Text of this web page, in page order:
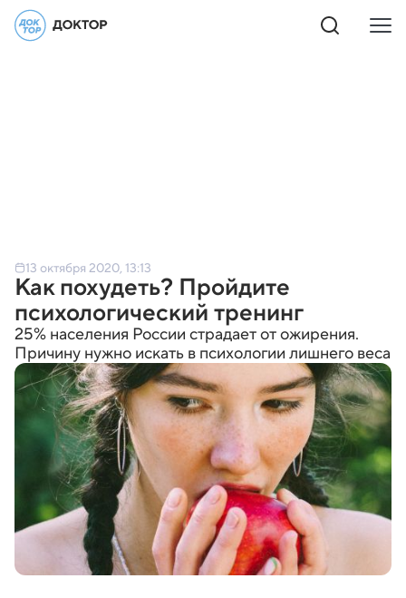
13 октября 2020, 13:13
Как похудеть? Пройдите
психологический тренинг
25% населения России страдает от ожирения.
Причину нужно искать в психологии лишнего веса